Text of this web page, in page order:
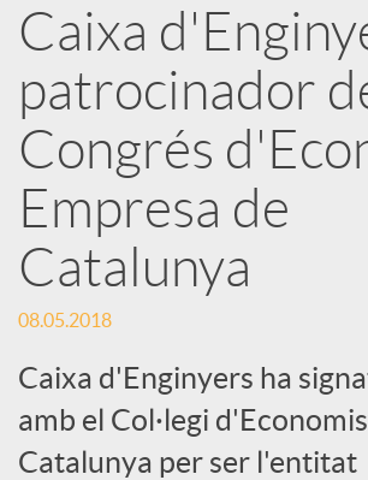
r
x
e
s
S
o
Caixa
patrocinador
Congrés
Empresa de
Catalunya
08.05.2018
Caixa d'Enginyers ha
amb el Col·legi
Catalunya per ser l'entitat